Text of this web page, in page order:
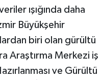
ışığında daha
Büyükşehir
biri olan gürültü
Araştırma Merkezi iş
ve Gürültü